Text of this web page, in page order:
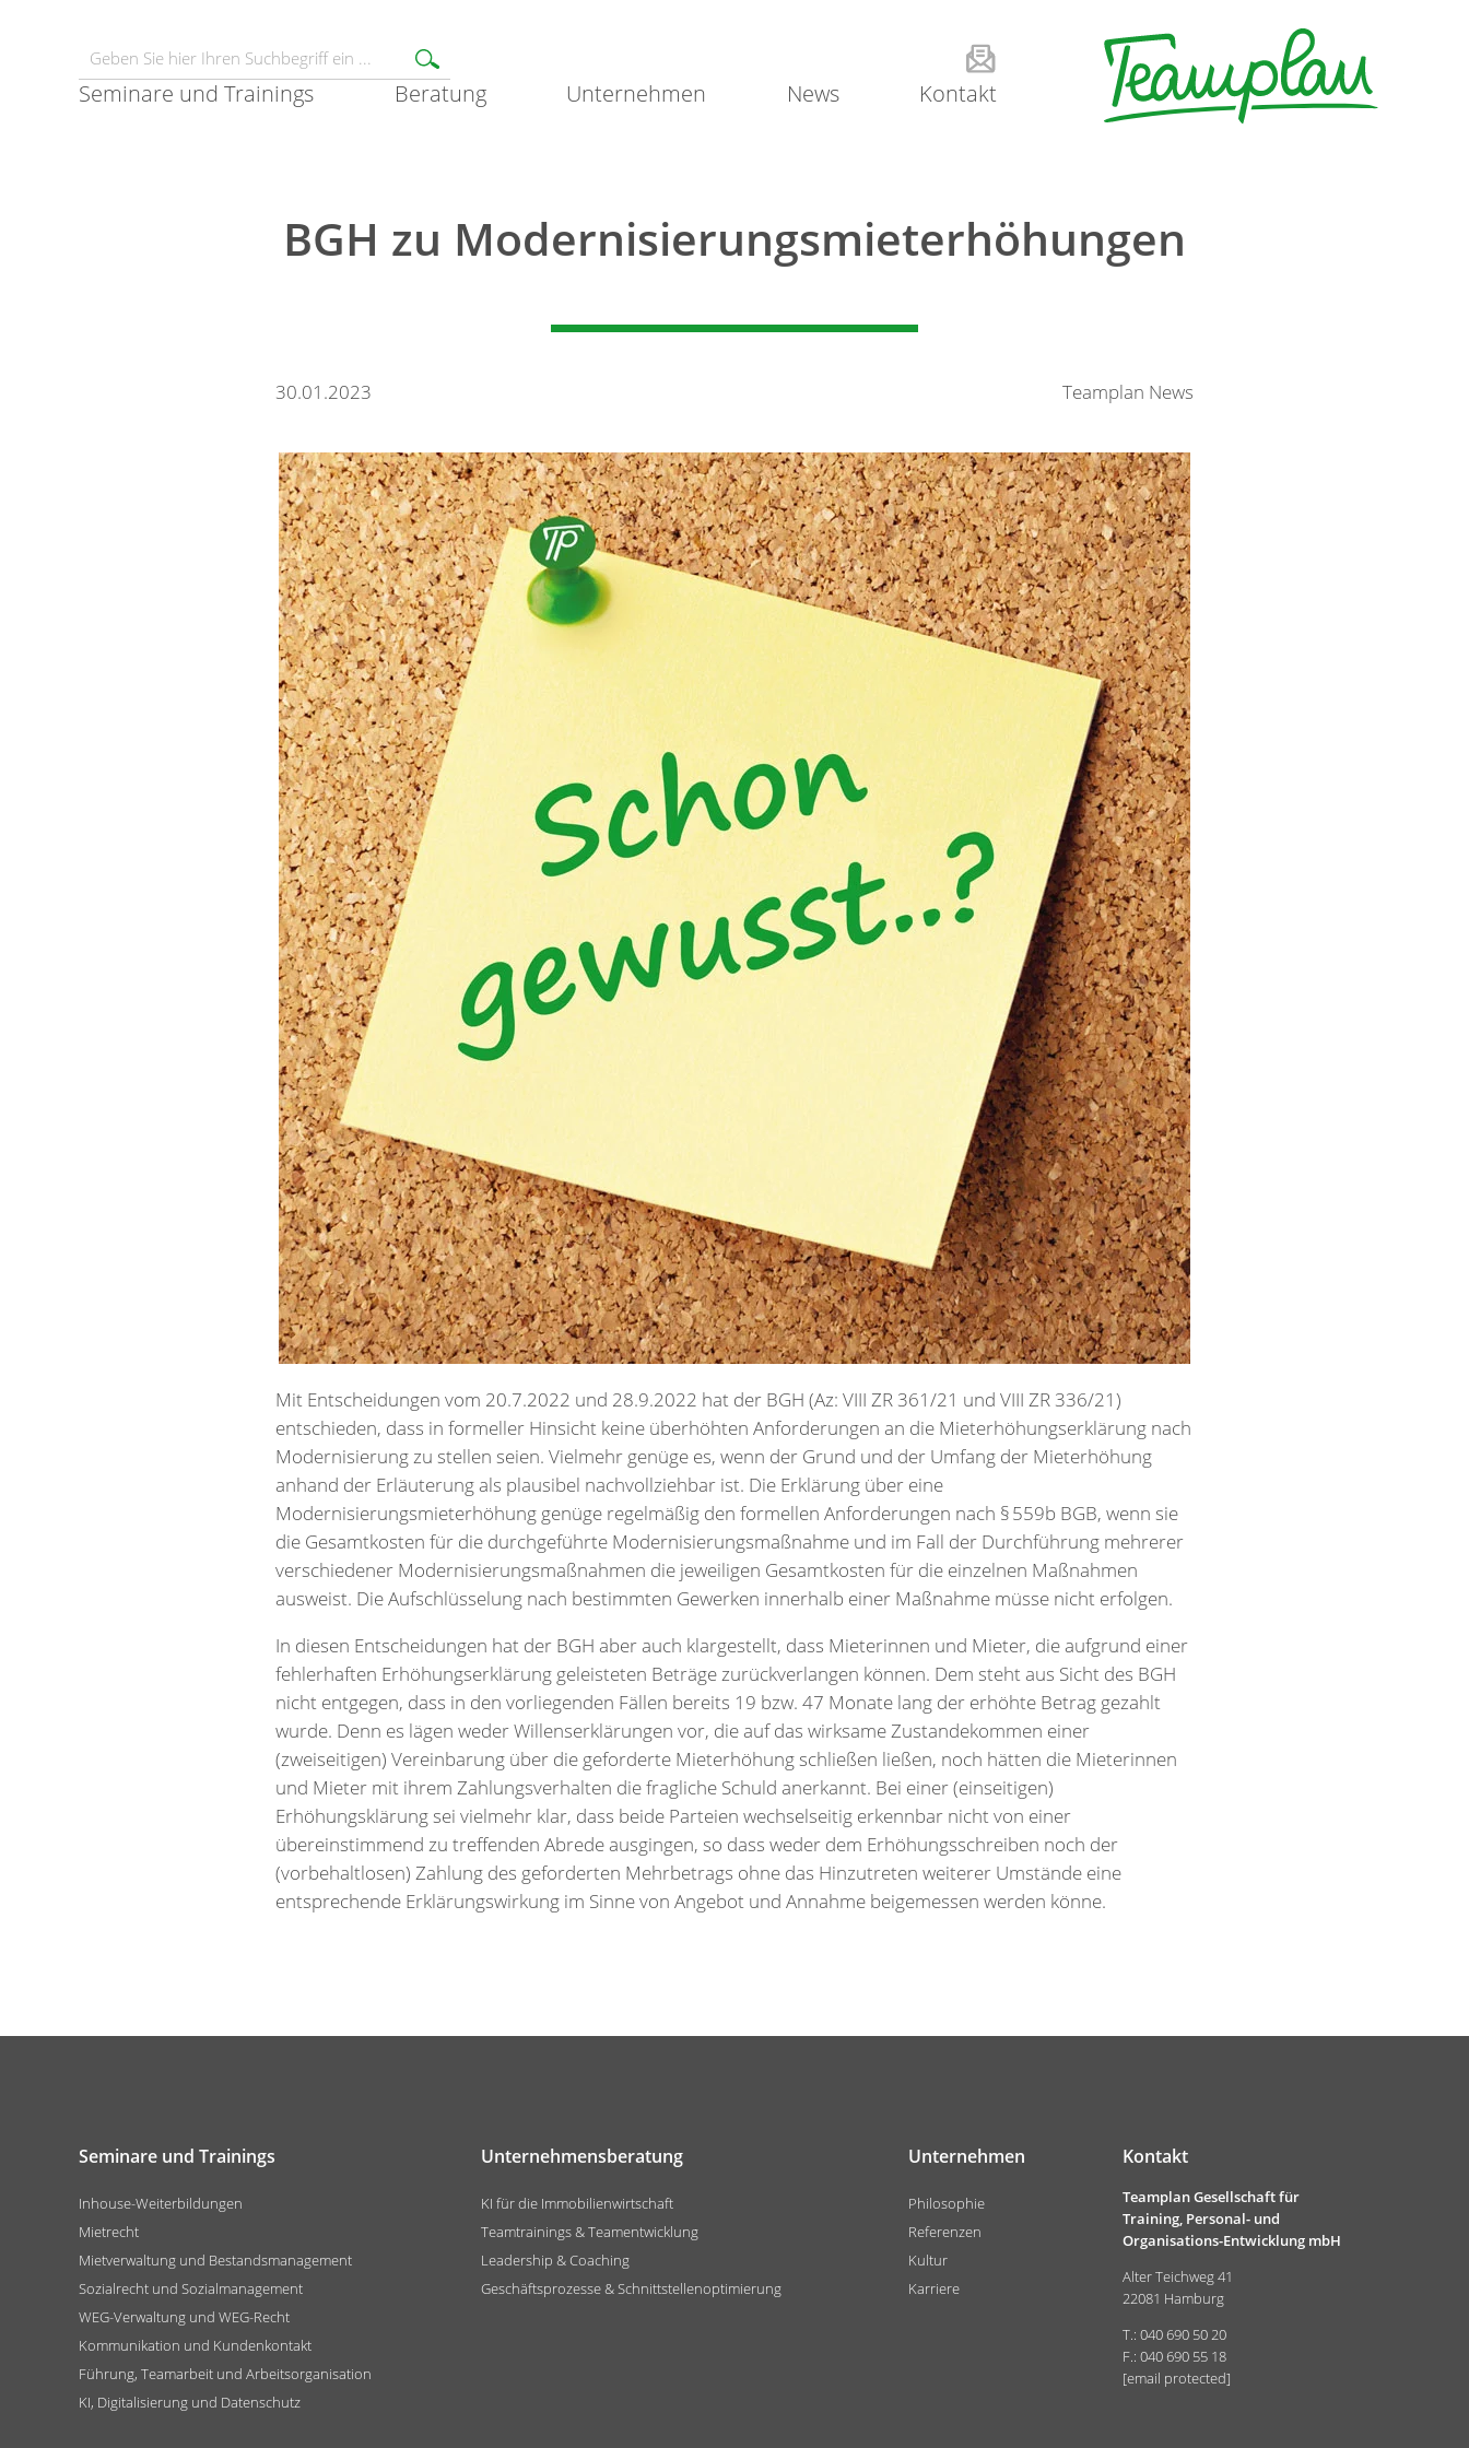
Seminare und Trainings Beratung Unternehmen News Kontakt
BGH zu Modernisierungsmieterhöhungen
30.01.2023 Teamplan News
Mit Entscheidungen vom 20.7.2022 und 28.9.2022 hat der BGH (Az: VIII ZR 361/21 und VIII ZR 336/21)
entschieden, dass in formeller Hinsicht keine überhöhten Anforderungen an die Mieterhöhungserklärung nach
Modernisierung zu stellen seien. Vielmehr genüge es, wenn der Grund und der Umfang der Mieterhöhung
anhand der Erläuterung als plausibel nachvollziehbar ist. Die Erklärung über eine
Modernisierungsmieterhöhung genüge regelmäßig den formellen Anforderungen nach § 559b BGB, wenn sie
die Gesamtkosten für die durchgeführte Modernisierungsmaßnahme und im Fall der Durchführung mehrerer
verschiedener Modernisierungsmaßnahmen die jeweiligen Gesamtkosten für die einzelnen Maßnahmen
ausweist. Die Aufschlüsselung nach bestimmten Gewerken innerhalb einer Maßnahme müsse nicht erfolgen.
In diesen Entscheidungen hat der BGH aber auch klargestellt, dass Mieterinnen und Mieter, die aufgrund einer
fehlerhaften Erhöhungserklärung geleisteten Beträge zurückverlangen können. Dem steht aus Sicht des BGH
nicht entgegen, dass in den vorliegenden Fällen bereits 19 bzw. 47 Monate lang der erhöhte Betrag gezahlt
wurde. Denn es lägen weder Willenserklärungen vor, die auf das wirksame Zustandekommen einer
(zweiseitigen) Vereinbarung über die geforderte Mieterhöhung schließen ließen, noch hätten die Mieterinnen
und Mieter mit ihrem Zahlungsverhalten die fragliche Schuld anerkannt. Bei einer (einseitigen)
Erhöhungsklärung sei vielmehr klar, dass beide Parteien wechselseitig erkennbar nicht von einer
übereinstimmend zu treffenden Abrede ausgingen, so dass weder dem Erhöhungsschreiben noch der
(vorbehaltlosen) Zahlung des geforderten Mehrbetrags ohne das Hinzutreten weiterer Umstände eine
entsprechende Erklärungswirkung im Sinne von Angebot und Annahme beigemessen werden könne.
Seminare und Trainings
Inhouse-Weiterbildungen
Mietrecht
Mietverwaltung und Bestandsmanagement
Sozialrecht und Sozialmanagement
WEG-Verwaltung und WEG-Recht
Kommunikation und Kundenkontakt
Führung, Teamarbeit und Arbeitsorganisation
KI, Digitalisierung und Datenschutz
Unternehmensberatung
KI für die Immobilienwirtschaft
Teamtrainings & Teamentwicklung
Leadership & Coaching
Geschäftsprozesse & Schnittstellenoptimierung
Unternehmen
Philosophie
Referenzen
Kultur
Karriere
Kontakt
Teamplan Gesellschaft für
Training, Personal- und
Organisations-Entwicklung mbH
Alter Teichweg 41
22081 Hamburg
T.: 040 690 50 20
F.: 040 690 55 18
[email protected]